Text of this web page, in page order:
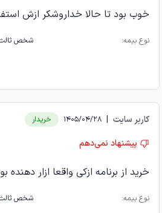
خوب بود تا حالا خداروشکر ازش
نوع بیمه: شخص
کاربر سایت |
1405/04/28 خریدار
پیشنهاد نمی‌دهم
خرید از برنامه ازکی واقعا ازار
نوع بیمه: شخص